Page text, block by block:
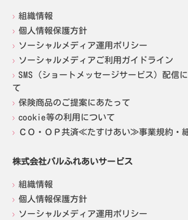
組織情報
個人情報保護方針
ソーシャルメディア運用ポリシー
ソーシャルメディアご利用ガイドライン
SMS（ショートメッセージサービス）配信
て
保険商品のご提案にあたって
cookie等の利用について
ＣＯ・ＯＰ共済≪たすけあい≫事業規約・
株式会社パルふれあいサービス
組織情報
個人情報保護方針
ソーシャルメディア運用ポリシー